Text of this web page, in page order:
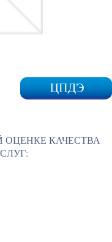
ОЦЕНКЕ КАЧЕСТВА